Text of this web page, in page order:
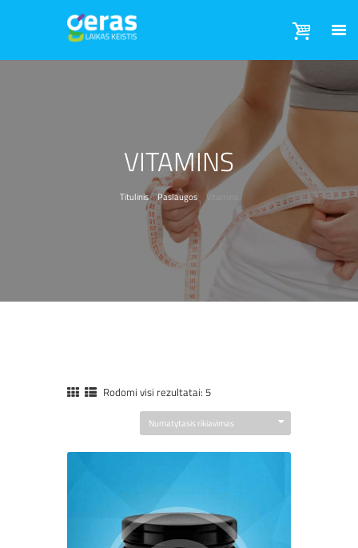
VITAMINS
Titulinis Paslaugos Vitamins
Rodomi visi rezultatai: 5